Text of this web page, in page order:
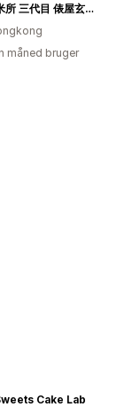
香港精米所 三代目 俵屋玄兵衛
måned bruger
Cake Lab